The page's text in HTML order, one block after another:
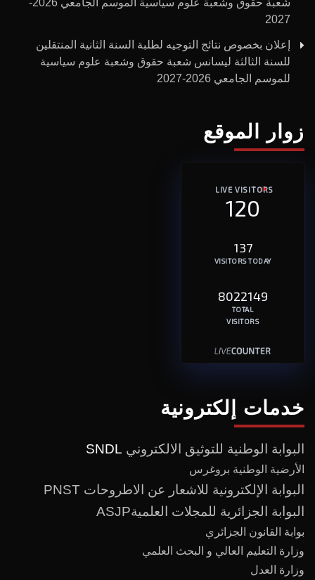
شعبة حقوق وشعبة علوم سياسية الموسم الجامعي 2026-
2027
إعلان بخصوص نتائج التوجيه لطلبة السنة الثانية المنتقلين
للسنة الثالثة ليسانس شعبة حقوق وشعبة علوم سياسية
للموسم الجامعي 2026-2027
زوار الموقع
LIVE VISITORS
120
137
VISITORS TODAY
8022149
TOTAL
VISITORS
خدمات إلكترونية
البوابة الوطنية للتوثيق الالكتروني
الأرضية الوطنية بروغرس
البوابة الإلكترونية للاشعار عن الاطروحات PNST
البوابة الجزائرية للمجلات العلميةASJP
بوابة القانون الجزائري
وزارة التعليم العالي و البحث العلمي
وزارة العدل